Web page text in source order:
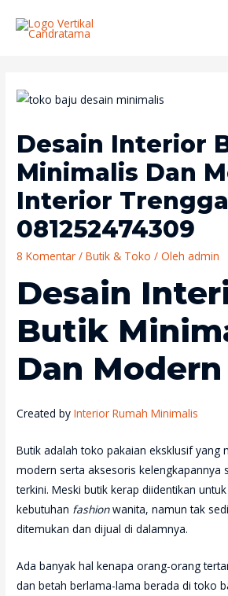
Desain Interior
Minimalis Dan
Interior
081252474309
8 Komentar /Butik & Toko / Oleh admin
Desain
Butik
Dan Modern
Created byInterior Rumah Minimalis
Butik adalah toko pakaian eksklusif yang
modern serta aksesoris kelengkapannya
terkini. Meski butik kerap diidentikan
kebutuhan fashionwanita, namun tak
ditemukan dan dijual di dalamnya.
Ada banyak hal kenapa orang-orang
dan betah berlama-lama berada di toko